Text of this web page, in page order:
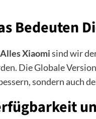
Bedeuten
Alles Xiaomisind wir
Die Globale
sondern auch